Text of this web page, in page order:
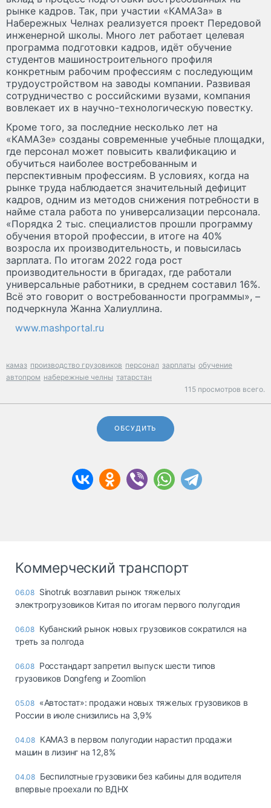
рынке кадров. Так, при участии «КАМАЗа» в
Набережных Челнах реализуется проект Передовой
инженерной школы. Много лет работает целевая
программа подготовки кадров, идёт обучение
студентов машиностроительного профиля
конкретным рабочим профессиям с последующим
трудоустройством на заводы компании. Развивая
сотрудничество с российскими вузами, компания
вовлекает их в научно-технологическую повестку.
Кроме того, за последние несколько лет на
«КАМАЗе» созданы современные учебные площадки,
где персонал может повысить квалификацию и
обучиться наиболее востребованным и
перспективным профессиям. В условиях, когда на
рынке труда наблюдается значительный дефицит
кадров, одним из методов снижения потребности в
найме стала работа по универсализации персонала.
«Порядка 2 тыс. специалистов прошли программу
обучения второй профессии, в итоге на 40%
возросла их производительность, и повысилась
зарплата. По итогам 2022 года рост
производительности в бригадах, где работали
универсальные работники, в среднем составил 16%.
Всё это говорит о востребованности программы», –
подчеркнула Жанна Халиуллина.
www.mashportal.ru
камаз производство грузовиков персонал зарплаты обучение
автопром набережные челны татарстан
115 просмотров всего.
ОБСУДИТЬ
Коммерческий транспорт
06.08 Sinotruk возглавил рынок тяжелых
электрогрузовиков Китая по итогам первого полугодия
06.08 Кубанский рынок новых грузовиков сократился на
треть за полгода
06.08 Росстандарт запретил выпуск шести типов
грузовиков Dongfeng и Zoomlion
05.08 «Автостат»: продажи новых тяжелых грузовиков в
России в июле снизились на 3,9%
04.08 КАМАЗ в первом полугодии нарастил продажи
машин в лизинг на 12,8%
04.08 Беспилотные грузовики без кабины для водителя
впервые проехали по ВДНХ